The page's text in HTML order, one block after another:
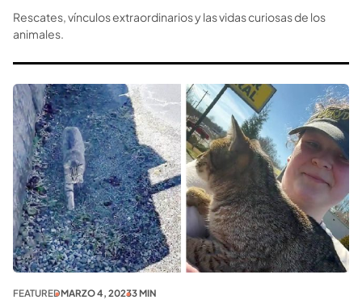
Rescates, vínculos extraordinarios y las vidas curiosas de los
animales.
FEATUREDMARZO 4, 20233 MIN